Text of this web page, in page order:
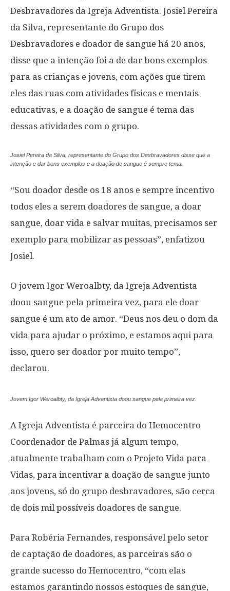
Desbravadores da Igreja Adventista. Josiel Pereira
da Silva, representante do Grupo dos
Desbravadores e doador de sangue há 20 anos,
disse que a intenção foi a de dar bons exemplos
para as crianças e jovens, com ações que tirem
eles das ruas com atividades físicas e mentais
educativas, e a doação de sangue é tema das
dessas atividades com o grupo.
Josiel Pereira da Silva, representante do Grupo dos Desbravadores disse que a
intenção e dar bons exemplos e a doação de sangue é sempre tema.
“Sou doador desde os 18 anos e sempre incentivo
todos eles a serem doadores de sangue, a doar
sangue, doar vida e salvar muitas, precisamos ser
exemplo para mobilizar as pessoas”, enfatizou
Josiel.
O jovem Igor Weroalbty, da Igreja Adventista
doou sangue pela primeira vez, para ele doar
sangue é um ato de amor. “Deus nos deu o dom da
vida para ajudar o próximo, e estamos aqui para
isso, quero ser doador por muito tempo”,
declarou.
Jovem Igor Weroalbty, da Igreja Adventista doou sangue pela primeira vez.
A Igreja Adventista é parceira do Hemocentro
Coordenador de Palmas já algum tempo,
atualmente trabalham com o Projeto Vida para
Vidas, para incentivar a doação de sangue junto
aos jovens, só do grupo desbravadores, são cerca
de dois mil possíveis doadores de sangue.
Para Robéria Fernandes, responsável pelo setor
de captação de doadores, as parceiras são o
grande sucesso do Hemocentro, “com elas
estamos garantindo nossos estoques de sangue,